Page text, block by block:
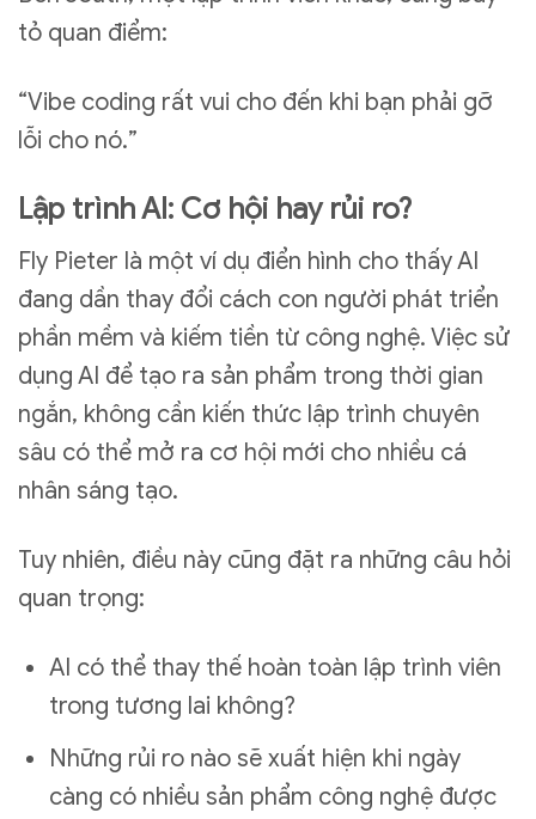
tỏ quan điểm:
“Vibe coding rất vui cho đến khi bạn phải gỡ
lỗi cho nó.”
Lập trình AI: Cơ hội hay rủi ro?
Fly Pieter là một ví dụ điển hình cho thấy AI
đang dần thay đổi cách con người phát triển
phần mềm và kiếm tiền từ công nghệ. Việc sử
dụng AI để tạo ra sản phẩm trong thời gian
ngắn, không cần kiến thức lập trình chuyên
sâu có thể mở ra cơ hội mới cho nhiều cá
nhân sáng tạo.
Tuy nhiên, điều này cũng đặt ra những câu hỏi
quan trọng:
AI có thể thay thế hoàn toàn lập trình viên
trong tương lai không?
Những rủi ro nào sẽ xuất hiện khi ngày
càng có nhiều sản phẩm công nghệ được